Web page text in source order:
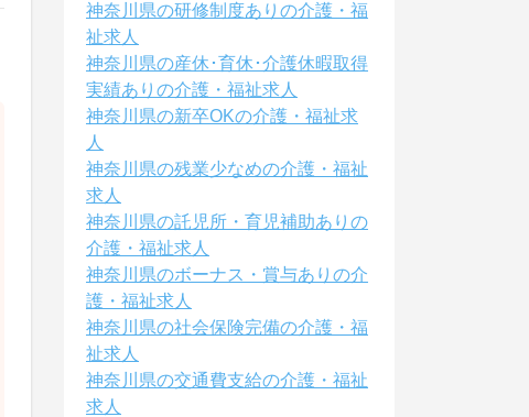
神奈川県の研修制度ありの介護・福
祉求人
神奈川県の産休･育休･介護休暇取得
実績ありの介護・福祉求人
神奈川県の新卒OKの介護・福祉求
人
神奈川県の残業少なめの介護・福祉
求人
神奈川県の託児所・育児補助ありの
介護・福祉求人
神奈川県のボーナス・賞与ありの介
護・福祉求人
神奈川県の社会保険完備の介護・福
祉求人
神奈川県の交通費支給の介護・福祉
求人